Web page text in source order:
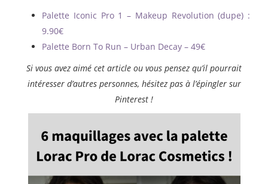
Palette Iconic Pro 1 – Makeup Revolution (dupe) :
9.90€
Palette Born To Run – Urban Decay – 49€
Si vous avez aimé cet article ou vous pensez qu’il pourrait
intéresser d’autres personnes, hésitez pas à l’épingler sur
Pinterest !